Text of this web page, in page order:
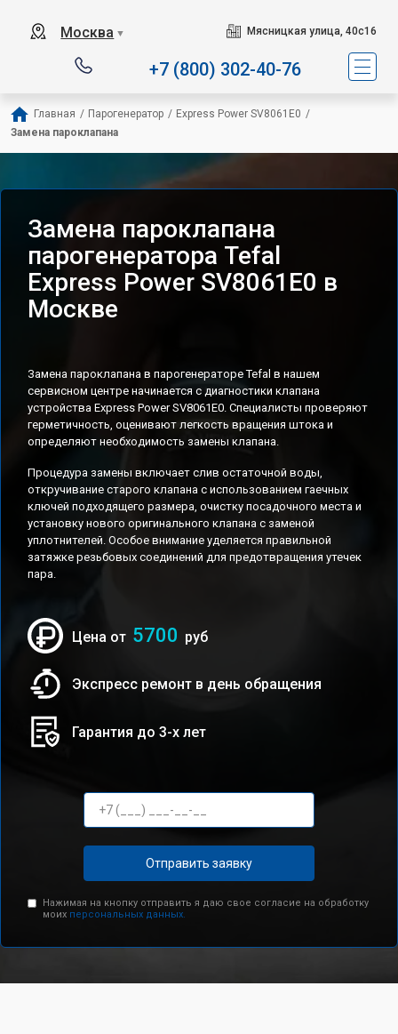
Москва ▼ Мясницкая улица, 40с16
+7 (800) 302-40-76
Главная / Парогенератор / Express Power SV8061E0 /
Замена пароклапана
Замена пароклапана
парогенератора Tefal
Express Power SV8061E0 в
Москве
Замена пароклапана в парогенераторе Tefal в нашем
сервисном центре начинается с диагностики клапана
устройства Express Power SV8061E0. Специалисты проверяют
герметичность, оценивают легкость вращения штока и
определяют необходимость замены клапана.
Процедура замены включает слив остаточной воды,
откручивание старого клапана с использованием гаечных
ключей подходящего размера, очистку посадочного места и
установку нового оригинального клапана с заменой
уплотнителей. Особое внимание уделяется правильной
затяжке резьбовых соединений для предотвращения утечек
пара.
Цена от 5700 руб
Экспресс ремонт в день обращения
Гарантия до 3-х лет
Отправить заявку
Нажимая на кнопку отправить я даю свое согласие на обработку
моих персональных данных.